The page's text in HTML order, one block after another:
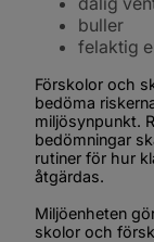
buller
felaktig
Förskolor och
bedöma
miljösynpunkt.
bedömningar
rutiner för hur
åtgärdas.
Miljöenheten
skolor och